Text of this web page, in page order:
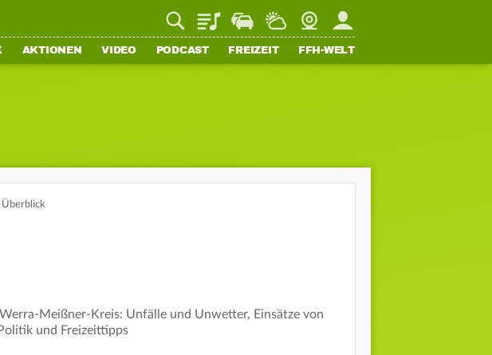
PlaylistStaupilotWetterWebcamMein FFH
AKTIONEN VIDEO PODCAST FREIZEIT FFH-WELT
Überblick
Meißner-Kreis: Unfälle und Unwetter, Einsätze von
und Freizeittipps